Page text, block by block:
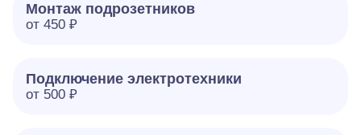
Монтаж подрозетников
от 450 ₽
Подключение электротехники
от 500 ₽